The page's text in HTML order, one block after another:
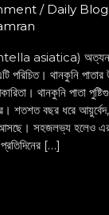
/ Daily Blog
asiatica) অত্যন্ত
পরিচিত। থানকুনি
থানকুনি পাতা
শতশত বছর ধরে
আসছে। সহজলভ্য হলেও এর
[…]